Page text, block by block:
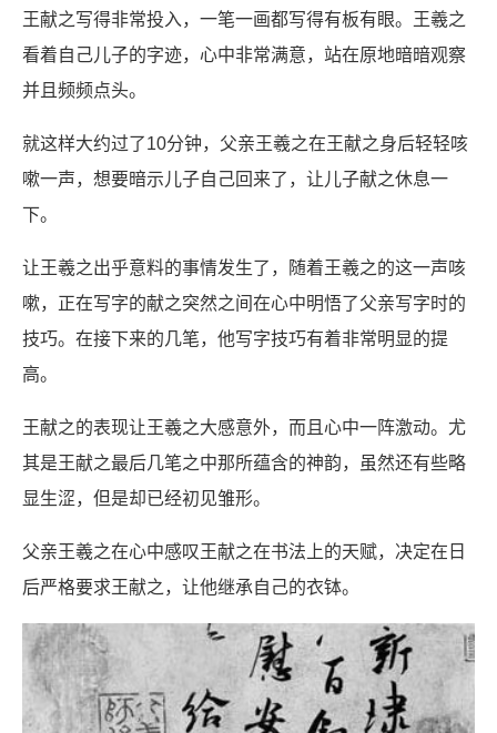
王献之写得非常投入，一笔一画都写得有板有眼。王羲之
看着自己儿子的字迹，心中非常满意，站在原地暗暗观察
并且频频点头。
就这样大约过了10分钟，父亲王羲之在王献之身后轻轻咳
嗽一声，想要暗示儿子自己回来了，让儿子献之休息一
下。
让王羲之出乎意料的事情发生了，随着王羲之的这一声咳
嗽，正在写字的献之突然之间在心中明悟了父亲写字时的
技巧。在接下来的几笔，他写字技巧有着非常明显的提
高。
王献之的表现让王羲之大感意外，而且心中一阵激动。尤
其是王献之最后几笔之中那所蕴含的神韵，虽然还有些略
显生涩，但是却已经初见雏形。
父亲王羲之在心中感叹王献之在书法上的天赋，决定在日
后严格要求王献之，让他继承自己的衣钵。